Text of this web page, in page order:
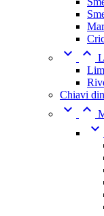
 
Chiavi
 
